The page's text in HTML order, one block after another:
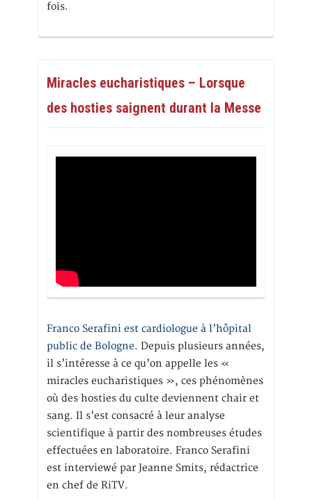
fois.
Miracles eucharistiques – Lorsque
des hosties saignent durant la Messe
Franco Serafini est cardiologue à l’hôpital
public de Bologne. Depuis plusieurs années,
il s’intéresse à ce qu’on appelle les «
miracles eucharistiques », ces phénomènes
où des hosties du culte deviennent chair et
sang. Il s’est consacré à leur analyse
scientifique à partir des nombreuses études
effectuées en laboratoire. Franco Serafini
est interviewé par Jeanne Smits, rédactrice
en chef de RiTV.